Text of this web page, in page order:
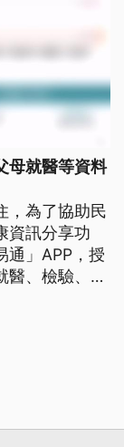
母就醫等資料
，為了協助民
資訊分享功
通」APP，授
醫、檢驗、檢